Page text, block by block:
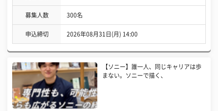
募集人数 300名
申込締切 2026年08月31日(月) 14:00
【ソニー】誰一人、同じキャリアは歩
まない。ソニーで描く、